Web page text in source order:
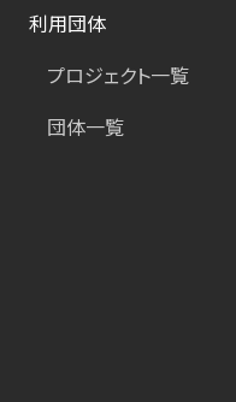
利用団体
プロジェクト一覧
団体一覧